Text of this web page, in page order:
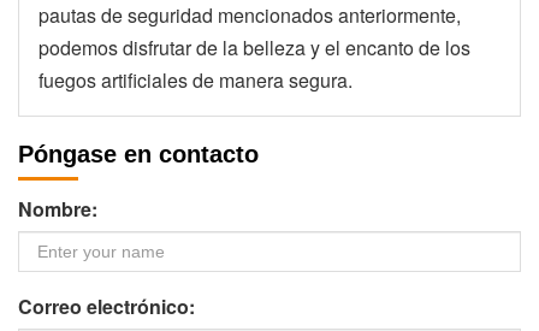
pautas de seguridad mencionados anteriormente,
podemos disfrutar de la belleza y el encanto de los
fuegos artificiales de manera segura.
Póngase en contacto
Nombre:
Correo electrónico: